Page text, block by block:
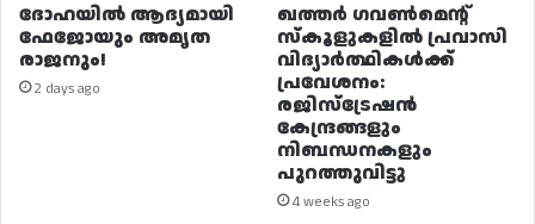
ദോഹയിൽ ആദ്യമായി
ഫേജോയും അമൃത
രാജനും!
2 days ago
ഖത്തർ ഗവൺമെന്റ്
സ്കൂളുകളിൽ പ്രവാസി
വിദ്യാർത്ഥികൾക്ക്
പ്രവേശനം:
രജിസ്ട്രേഷൻ
കേന്ദ്രങ്ങളും
നിബന്ധനകളും
പുറത്തുവിട്ടു
4 weeks ago